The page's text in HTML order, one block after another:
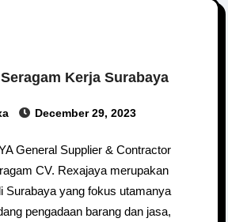
Kerja Surabaya
December 29, 2023
CV. Rexajaya merupakan
Surabaya yang fokus utamanya
pengadaan barang dan jasa,